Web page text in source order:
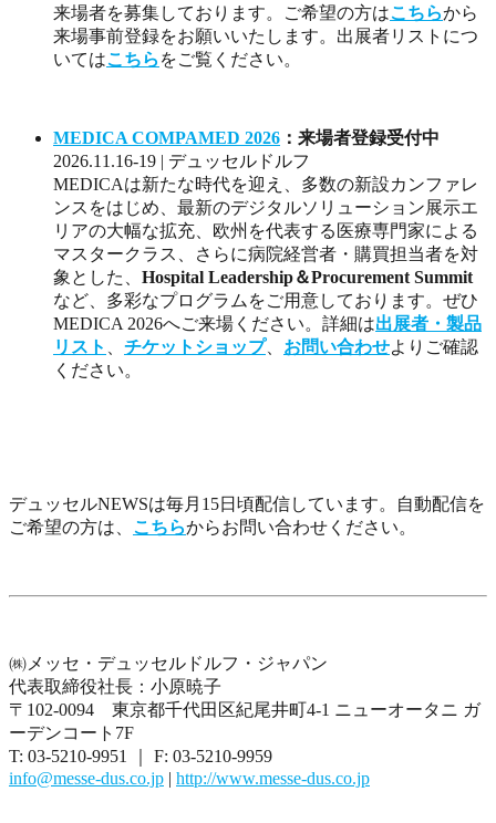
来場者を募集しております。ご希望の方はこちらから
来場事前登録をお願いいたします。出展者リストにつ
いてはこちら をご覧ください。
MEDICA COMPAMED 2026 ：来場者登録受付中
2026.11.16-19 | デュッセルドルフ
MEDICAは新たな時代を迎え、多数の新設カンファレ
ンスをはじめ、最新のデジタルソリューション展示エ
リアの大幅な拡充、欧州を代表する医療専門家による
マスタークラス、さらに病院経営者・購買担当者を対
象とした、 Hospital Leadership＆Procurement Summit
など、多彩なプログラムをご用意しております。ぜひ
MEDICA 2026へご来場ください。 詳細は出展者・製品
リスト 、 チケットショップ、 お問い合わせよりご確認
ください。
デュッセルNEWSは毎月15日頃配信しています。自動配信を
ご希望の方は、 こちらからお問い合わせください。
㈱メッセ・デュッセルドルフ・ジャパン
代表取締役社長：小原暁子
〒102-0094 東京都千代田区紀尾井町4-1 ニューオータニ ガ
ーデンコート7F
T: 03-5210-9951 ｜ F: 03-5210-9959
info@messe-dus.co.jp | http://www.messe-dus.co.jp